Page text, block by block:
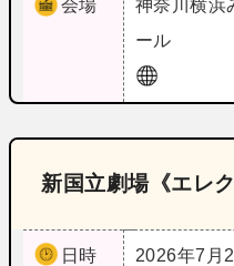
会場 神奈川横浜
ール
新国立劇場《エレク
日時
2026年7月2